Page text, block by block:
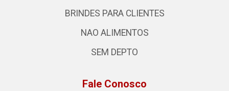
BRINDES PARA CLIENTES
NAO ALIMENTOS
SEM DEPTO
Fale Conosco